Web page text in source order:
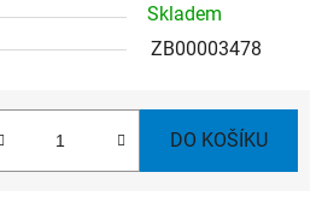
Skladem
ZB00003478
DO KOŠÍKU